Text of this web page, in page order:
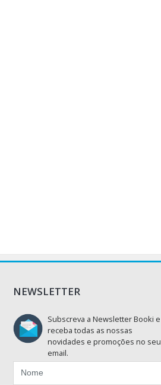
NEWSLETTER
Subscreva a Newsletter Booki e
receba todas as nossas
novidades e promoções no seu
email.